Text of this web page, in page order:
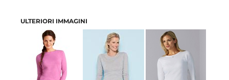
ULTERIORI IMMAGINI